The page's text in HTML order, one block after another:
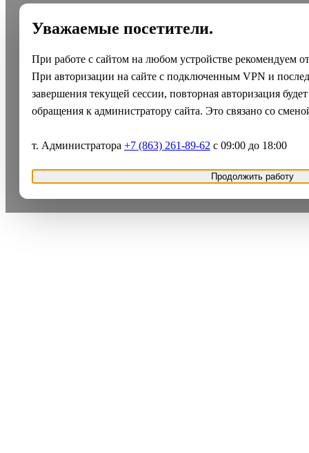
Уважаемые посетители.
При работе с сайтом на любом устройстве рекомендуем
При авторизации на сайте с подключенным VPN и
завершения текущей сессии, повторная авторизация
обращения к администратору сайта. Это связано со
т. Администратора +7 (863) 261-89-62 с 09:00 до 18:00
Продолжить работу